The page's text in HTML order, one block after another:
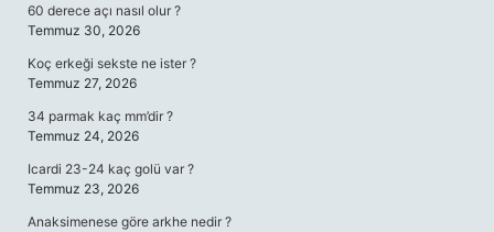
60 derece açı nasıl olur ?
Temmuz 30, 2026
Koç erkeği sekste ne ister ?
Temmuz 27, 2026
34 parmak kaç mm’dir ?
Temmuz 24, 2026
Icardi 23-24 kaç golü var ?
Temmuz 23, 2026
Anaksimenese göre arkhe nedir ?